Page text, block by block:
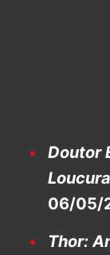
Doutor
Loucura
06/05/
Thor: